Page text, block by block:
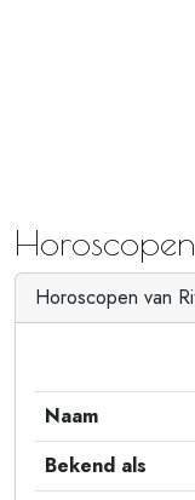
Horoscopen van
Naam
Bekend als